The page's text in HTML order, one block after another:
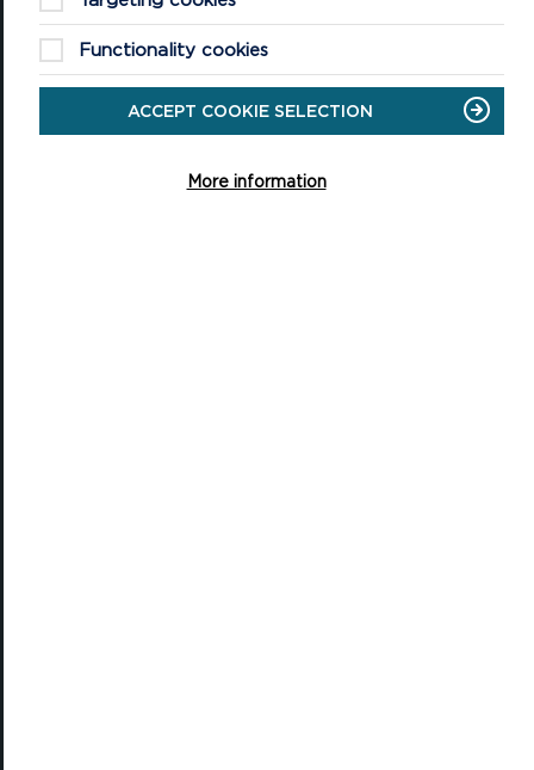
YMWELD
Digwyddiadau
Cynllunio eich ymweliad
Functionality cookies
ACCEPT COOKIE SELECTION
More information